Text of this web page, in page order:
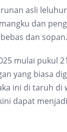
asli
dan
dan sopan.
mulai pukul
yang biasa
ini di taruh di
dapat